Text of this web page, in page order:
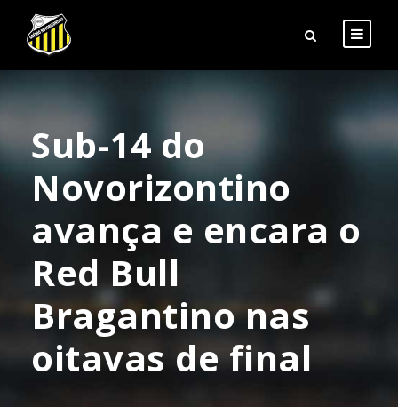
Sub-14 do
Novorizontino
avança e encara o
Red Bull
Bragantino nas
oitavas de final